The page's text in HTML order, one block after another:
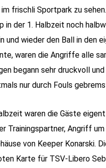
frischli Sportpark zu
in der 1. Halbzeit noch
und wieder den Ball in den
waren die Angriffe alle
begann sehr druckvoll
nur durch Fouls
waren die Gäste
Trainingspartner, Angriff
von Keeper Konarski.
Karte für TSV-Libero